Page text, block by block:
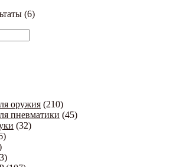
(6)
оружия (210)
пневматики (45)
(32)